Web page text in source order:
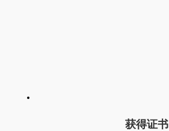
获得证书